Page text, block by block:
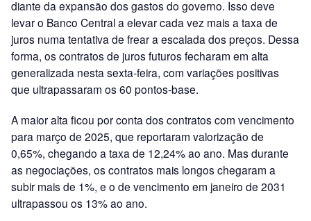
diante da expansão dos gastos do governo. Isso deve
levar o Banco Central a elevar cada vez mais a taxa de
juros numa tentativa de frear a escalada dos preços. Dessa
forma, os contratos de juros futuros fecharam em alta
generalizada nesta sexta-feira, com variações positivas
que ultrapassaram os 60 pontos-base.
A maior alta ficou por conta dos contratos com vencimento
para março de 2025, que reportaram valorização de
0,65%, chegando a taxa de 12,24% ao ano. Mas durante
as negociações, os contratos mais longos chegaram a
subir mais de 1%, e o de vencimento em janeiro de 2031
ultrapassou os 13% ao ano.